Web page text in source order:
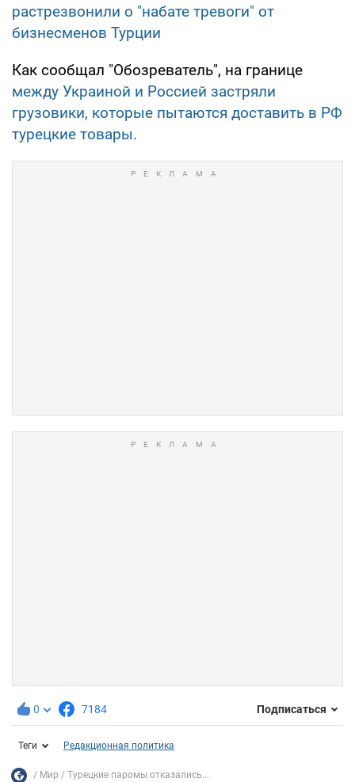
растрезвонили о "набате тревоги" от
бизнесменов Турции
Как сообщал "Обозреватель", на границе
между Украиной и Россией застряли
грузовики, которые пытаются доставить в РФ
турецкие товары.
0 7184 Подписаться
Теги Редакционная политика
Мир Турецкие паромы отказались...